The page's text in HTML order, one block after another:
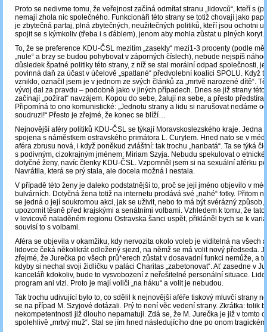
Proto se nedivme tomu, že veřejnost začíná odmítat stranu „lidovců“, kteří s
nemají zhola nic společného. Funkcionáři této strany se totiž chovají jako
je zbytečná partaj, plná zbytečných, neužitečných politiků, kteří jsou ochotni
spojit se s kýmkoliv (třeba i s ďáblem), jenom aby mohla zůstat u plných koryt.
To, že se preference KDU-ČSL mezitím „zasekly“ mezi1-3 procenty (podle
„nule“ a brzy se budou pohybovat v záporných číslech), nebude nejspíš
důsledek špatné politiky této strany, z níž se stal morální odpad společnosti,
povinná daň za účast v účelově „spatlané“ předvolební koalici SPOLU. Když
vzniklo, označil jsem je v jednom ze svých článků za „mrtvě narozené dítě“.
vývoj dal za pravdu – podobně jako v jiných případech. Dnes se již strany
začínají „požírat“ navzájem. Kopou do sebe, žalují na sebe, a přesto předstírají
Připomíná to ono komunistické: „Jednotu strany a lidu si narušovat nedáme
soudruzi!“ Přesto je zřejmé, že konec se blíží…
Nejnovější aféry politiků KDU-ČSL se týkají Moravskoslezského kraje. Jedna
spojena s náměstkem ostravského primátora L. Curylem. Hned nato se v
aféra zbrusu nová, i když poněkud zvláštní: tak trochu „hanbatá“. Ta se týká
s podivným, cizokrajným jménem: Miriam Szyja. Nebudu spekulovat o
dotyčné ženy, navíc členky KDU-ČSL. Vzpomněl jsem si na sexuální aférku
Navrátila, která se prý stala, ale docela možná i nestala.
V případě této ženy je daleko podstatnější to, proč se její jméno objevilo v
bulvárních. Dotyčná žena totiž na internetu prodává své „nahé“ fotky. Přitom
se jedná o její soukromou akci, jak se uživit, nebo to má být svérázný způsob,
upozornit těsně před krajskými a senátními volbami. Vzhledem k tomu, že
v levicově naladěném regionu Ostravska šanci uspět, přikláněl bych se k
souvisí to s volbami.
Aféra se objevila v okamžiku, kdy nervozita okolo voleb je viditelná na všech
lidovce čeká několikrát odložený sjezd, na němž se má volit nový předseda.
zřejmé, že Jurečka po všech prů*erech zůstat v dosavadní funkci nemůže, a
kdyby si nechal svoji židličku v paláci Charitas „zabetonovat“. Ať zasedne v
kanceláři kdokoliv, bude to vysvobození z neřešitelné personální situace.
program ani vizi. Proto je mají voliči „na háku“ a volit je nebudou.
Tak trochu udivující bylo to, co sdělil k nejnovější aféře tiskový mluvčí strany
se na případ M. Szyjové dotázali. Prý to není věc vedení strany. Zkrátka: tolik
nekompetentnosti již dlouho nepamatuji. Zdá se, že M. Jurečka je již v tomto
spolehlivě „mrtvý muž“. Stal se jím hned následujícího dne po onom